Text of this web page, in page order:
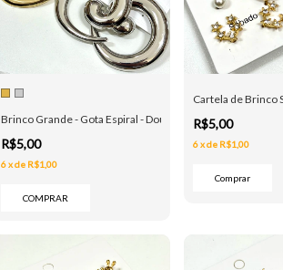
Brinco Grande - Gota Espiral - Dourado e Prata
R$5,00
6xde R$1,00
COMPRAR
Cartela de Brinco
R$5,00
6xde R$1,00